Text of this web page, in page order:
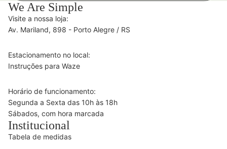
We Are Simple
Visite a nossa loja:
Av. Mariland, 898 - Porto Alegre / RS
Estacionamento no local:
Instruções para Waze
Horário de funcionamento:
Segunda a Sexta das 10h às 18h
Sábados, com hora marcada
Institucional
Tabela de medidas